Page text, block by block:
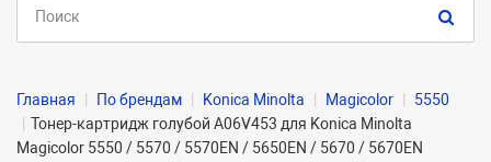
Главная По брендам Konica Minolta Magicolor
5550
Тонер-картридж голубой A06V453 для Konica Minolta
Magicolor 5550 / 5570 / 5570EN / 5650EN / 5670 / 5670EN